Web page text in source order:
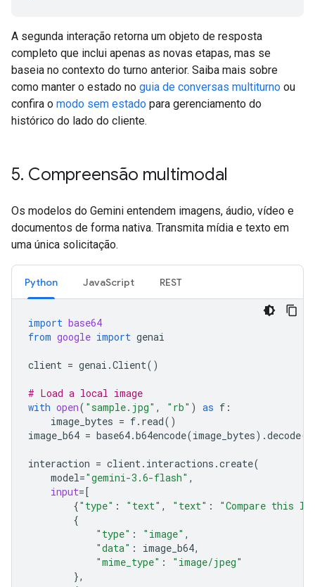
A segunda interação retorna um objeto de resposta
completo que inclui apenas as novas etapas, mas se
baseia no contexto do turno anterior. Saiba mais sobre
como manter o estado no guia de conversas multiturno ou
confira o modo sem estado para gerenciamento do
histórico do lado do cliente.
5. Compreensão multimodal
Os modelos do Gemini entendem imagens, áudio, vídeo e
documentos de forma nativa. Transmita mídia e texto em
uma única solicitação.
Python JavaScript REST
import base64
from google import genai
client = genai .Client()
# Load a local image
with open( "sample.jpg" , "rb" ) as f :
image_bytes = f. read()
image_b64 = base64.b64encode(image_bytes) .decode(
interaction = client. interactions .create(
model="gemini-3.6-flash" ,
input=[
{"type" : "text" , "text" :
"Compare this
{
"type" : "image" ,
"data" : image_b64,
"mime_type" :
"image/jpeg"
},